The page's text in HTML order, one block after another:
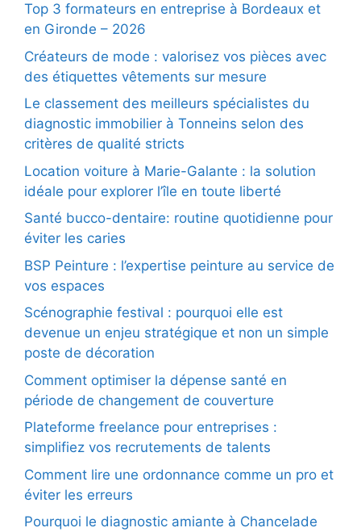
Top 3 formateurs en entreprise à Bordeaux et
en Gironde – 2026
Créateurs de mode : valorisez vos pièces avec
des étiquettes vêtements sur mesure
Le classement des meilleurs spécialistes du
diagnostic immobilier à Tonneins selon des
critères de qualité stricts
Location voiture à Marie-Galante : la solution
idéale pour explorer l’île en toute liberté
Santé bucco-dentaire: routine quotidienne pour
éviter les caries
BSP Peinture : l’expertise peinture au service de
vos espaces
Scénographie festival : pourquoi elle est
devenue un enjeu stratégique et non un simple
poste de décoration
Comment optimiser la dépense santé en
période de changement de couverture
Plateforme freelance pour entreprises :
simplifiez vos recrutements de talents
Comment lire une ordonnance comme un pro et
éviter les erreurs
Pourquoi le diagnostic amiante à Chancelade